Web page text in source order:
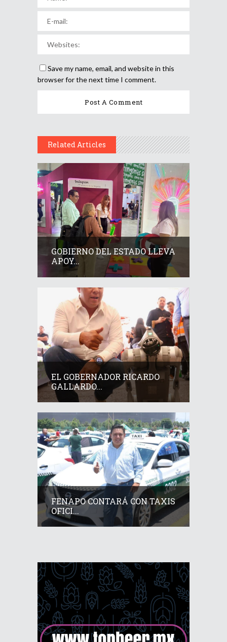
Save my name, email, and website in this
browser for the next time I comment.
Related Articles
GOBIERNO DEL ESTADO LLEVA
APOY...
EL GOBERNADOR RICARDO
GALLARDO...
FENAPO CONTARÁ CON TAXIS
OFICI...